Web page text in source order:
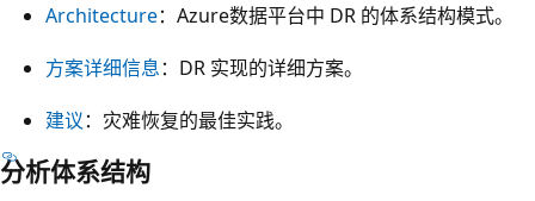
选
Architecture：Azure数据平台中 DR 的体系结构模式。
方案详细信息：DR 实现的详细方案。
建议：灾难恢复的最佳实践。
分析体系结构